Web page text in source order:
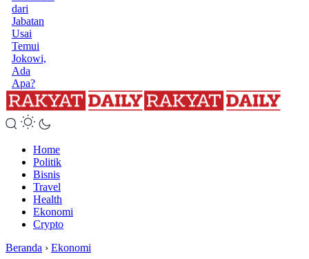
dari
Jabatan
Usai
Temui
Jokowi,
Ada
Apa?
Home
Politik
Bisnis
Travel
Health
Ekonomi
Crypto
Beranda › Ekonomi